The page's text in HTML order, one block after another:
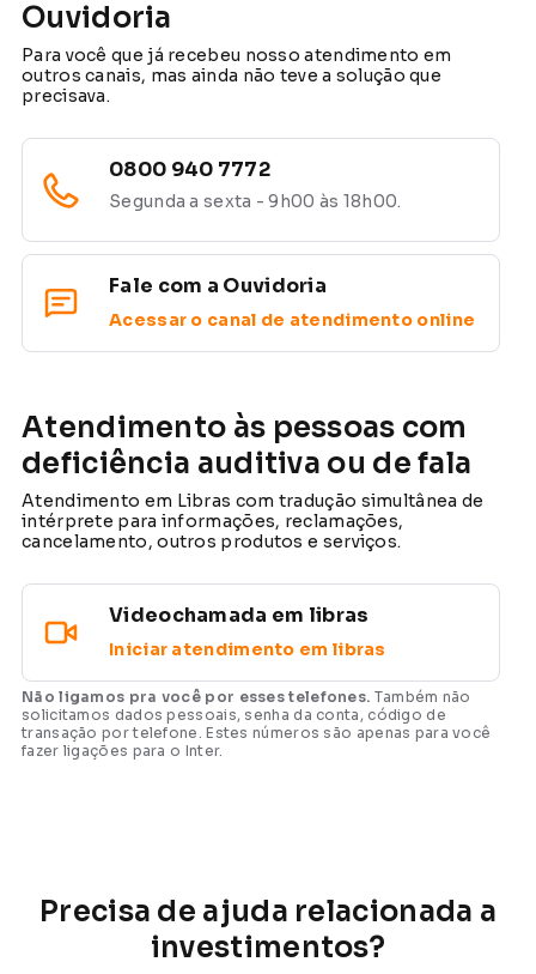
Ouvidoria
Para você que já recebeu nosso atendimento em
outros canais, mas ainda não teve a solução que
precisava.
0800 940 7772
Segunda a sexta - 9h00 às 18h00.
Fale com a Ouvidoria
Acessar o canal de atendimento online
Atendimento às pessoas com
deficiência auditiva ou de fala
Atendimento em Libras com tradução simultânea de
intérprete para informações, reclamações,
cancelamento, outros produtos e serviços.
Videochamada em libras
Iniciar atendimento em libras
Não ligamos pra você por esses telefones. Também não
solicitamos dados pessoais, senha da conta, código de
transação por telefone. Estes números são apenas para você
fazer ligações para o Inter.
Precisa de ajuda relacionada a
investimentos?